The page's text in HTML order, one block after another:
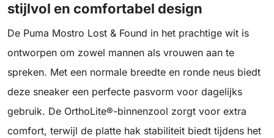
stijlvol en comfortabel design
De Puma Mostro Lost & Found in het prachtige wit is
ontworpen om zowel mannen als vrouwen aan te
spreken. Met een normale breedte en ronde neus biedt
deze sneaker een perfecte pasvorm voor dagelijks
gebruik. De OrthoLite®-binnenzool zorgt voor extra
comfort, terwijl de platte hak stabiliteit biedt tijdens het